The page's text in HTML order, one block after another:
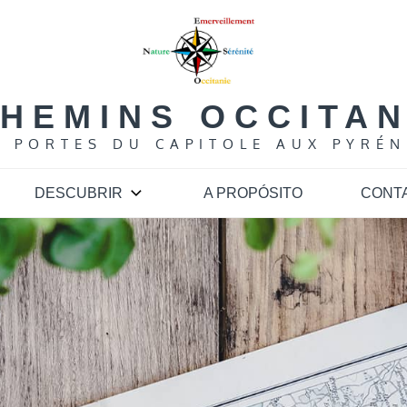
PORTES DU CAPITOLE AUX
DESCUBRIR A PROPÓSITO